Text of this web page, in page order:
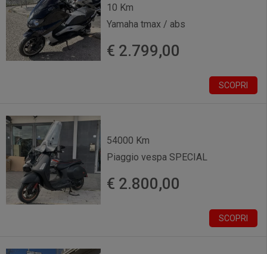
10 Km
Yamaha tmax / abs
€ 2.799,00
SCOPRI
54000 Km
Piaggio vespa SPECIAL
€ 2.800,00
SCOPRI